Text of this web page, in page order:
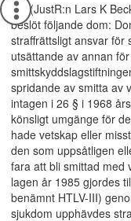
HD (JustR:n Lars K
beslöt följande dom:
straffrättsligt ansvar för
utsättande av annan
spridande av smitta av
intagen i 26 § i 1968
könsligt umgänge för
hade vetskap eller
den som uppsåtligen
fara att bli smittad med
lagen år 1985 gjordes
benämnt HTLV-III)
sjukdom upphävdes